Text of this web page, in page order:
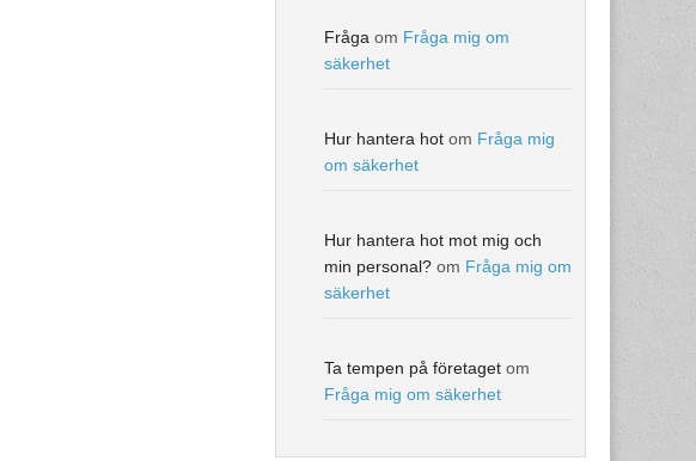
Fråga om Fråga mig om
säkerhet
Hur hantera hot om Fråga mig
om säkerhet
Hur hantera hot mot mig och
min personal? om Fråga mig om
säkerhet
Ta tempen på företaget om
Fråga mig om säkerhet